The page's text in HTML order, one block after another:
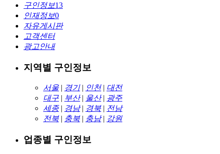
구인정보13
인재정보0
자유게시판
고객센터
광고안내
지역별 구인정보
서울 | 경기| 인천| 대전
대구 | 부산| 울산| 광주
세종| 경남| 경북| 전남
전북| 충북| 충남| 강원
업종별 구인정보